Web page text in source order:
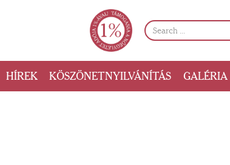
HÍREK KÖSZÖNETNYILVÁNÍTÁS GALÉRIA